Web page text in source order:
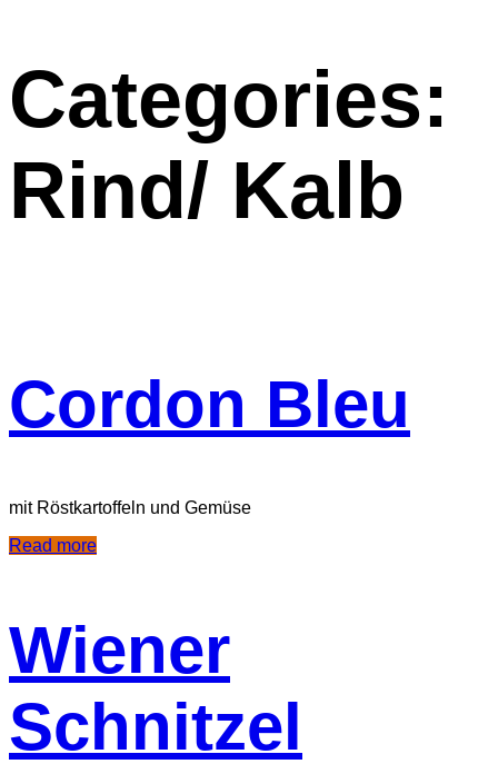
Categories:
Rind/ Kalb
Cordon Bleu
mit Röstkartoffeln und Gemüse
Read more
Wiener
Schnitzel